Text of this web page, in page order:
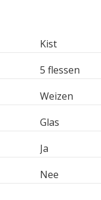
Kist
5 flessen
Weizen
Glas
Ja
Nee